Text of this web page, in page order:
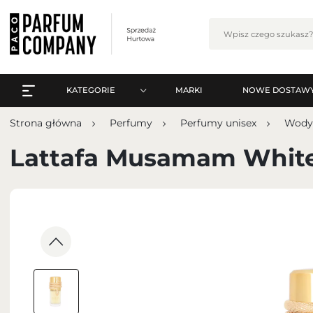
WSZYSTKO A-Z
PERFUMY
PERFUMY ARABSKIE
ZAPACHY DO WNĘTRZ
KATEGORIE
ZESTAWY
PIELĘGNACJA
MARKI NOWE
Strona główna Perfumy Perfumy unisex
Lattafa Musamam